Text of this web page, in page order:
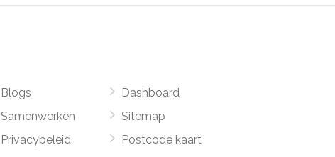
Blogs
Samenwerken
Privacybeleid
Dashboard
Sitemap
Postcode kaart